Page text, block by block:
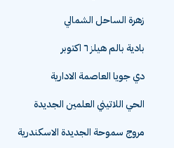
زهرة الساحل الشمالي
بادية بالم هيلز ٦ اكتوبر
دي جويا العاصمة الادارية
الحي اللاتيني العلمين الجديدة
مروج سموحة الجديدة الاسكندرية